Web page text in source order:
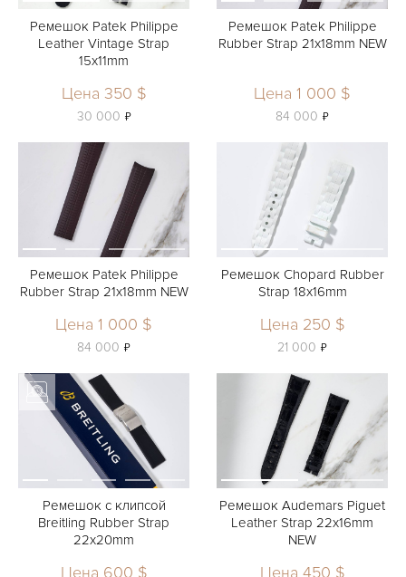
Ремешок Patek Philippe
Leather Vintage Strap
15x11mm
Цена 350 $
30 000 ь
Ремешок Patek Philippe
Rubber Strap 21x18mm NEW
Цена 1 000 $
84 000 ь
Ремешок Patek Philippe
Rubber Strap 21x18mm NEW
Цена 1 000 $
84 000 ь
Ремешок Chopard Rubber
Strap 18x16mm
Цена 250 $
21 000 ь
Ремешок с клипсой
Breitling Rubber Strap
22x20mm
Цена 600 $
Ремешок Audemars Piguet
Leather Strap 22x16mm
NEW
Цена 450 $